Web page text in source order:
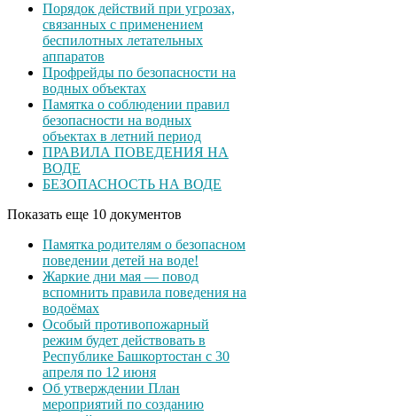
Порядок действий при угрозах,
связанных с применением
беспилотных летательных
аппаратов
Профрейды по безопасности на
водных объектах
Памятка о соблюдении правил
безопасности на водных
объектах в летний период
ПРАВИЛА ПОВЕДЕНИЯ НА
ВОДЕ
БЕЗОПАСНОСТЬ НА ВОДЕ
Показать еще 10 документов
Памятка родителям о безопасном
поведении детей на воде!
Жаркие дни мая — повод
вспомнить правила поведения на
водоёмах
Особый противопожарный
режим будет действовать в
Республике Башкортостан с 30
апреля по 12 июня
Об утверждении План
мероприятий по созданию